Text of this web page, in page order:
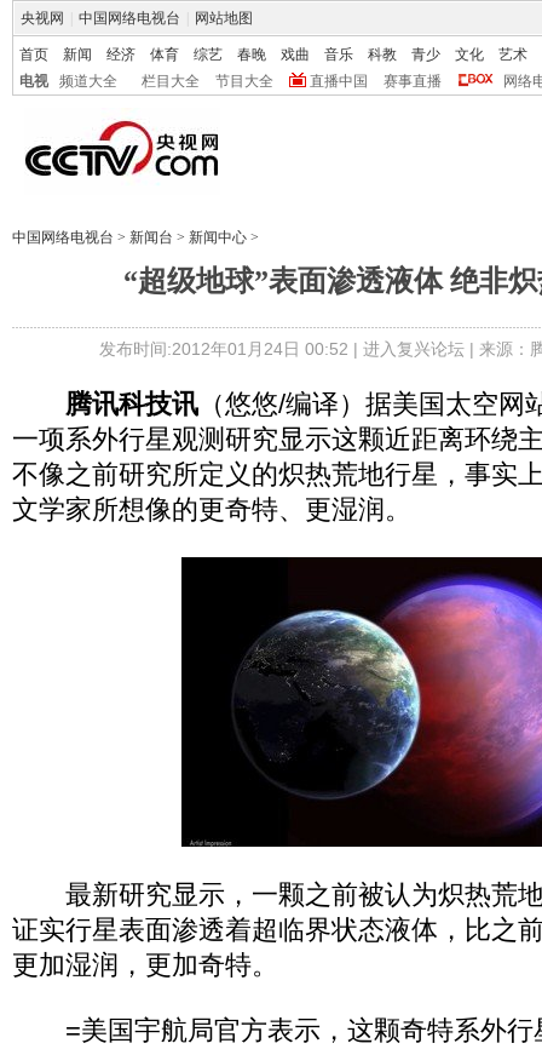
央视网 中国网络电视台 网站地图
首页 新闻 经济 体育 综艺 春晚 戏曲 音乐 科教 青少 文化
艺术
电视
频道大全 栏目大全 节目大全 直播中国 赛事直播 网络
中国网络电视台 > 新闻台 > 新闻中心 >
“超级地球”表面渗透液体 绝非
发布时间:2012年01月24日 00:52 | 进入复兴论坛| 来源：
腾讯科技讯 （悠悠/编译）据美国太空
一项系外行星观测研究显示这颗近距离环绕
不像之前研究所定义的炽热荒地行星，事实
文学家所想像的更奇特、更湿润。
最新研究显示，一颗之前被认为炽热荒
证实行星表面渗透着超临界状态液体，比之
更加湿润，更加奇特。
=美国宇航局官方表示，这颗奇特系外行